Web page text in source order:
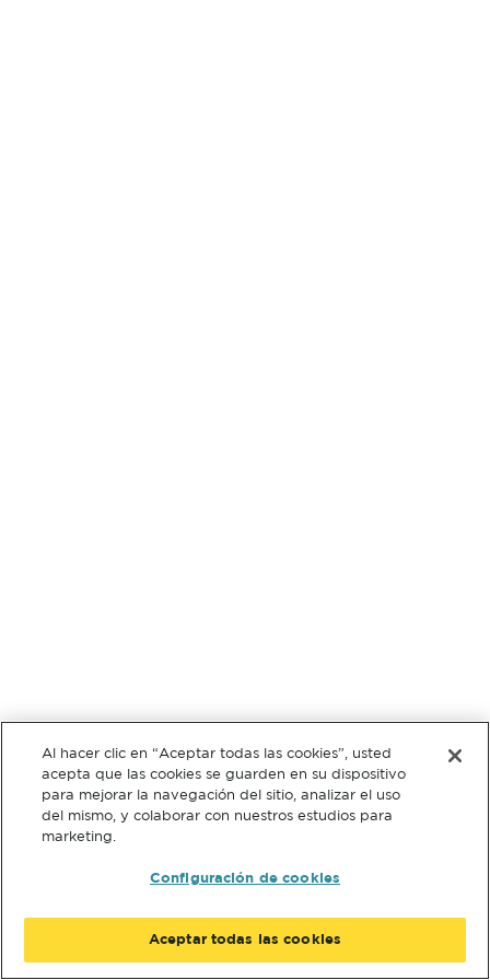
Al hacer clic en “Aceptar todas las cookies”, usted
acepta que las cookies se guarden en su dispositivo
para mejorar la navegación del sitio, analizar el uso
del mismo, y colaborar con nuestros estudios para
marketing.
Configuración de cookies
Aceptar todas las cookies